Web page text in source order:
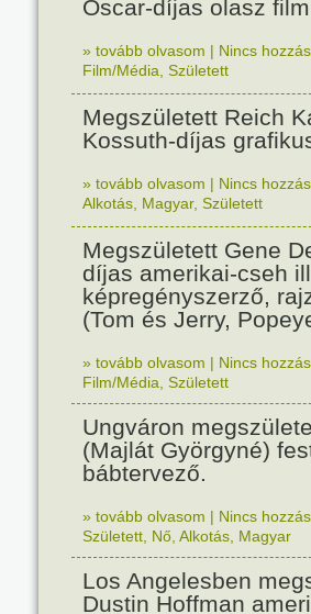
Oscar-díjas olasz
» tovább olvasom | Nincs
Film/Média Született
Megszületett Reich
Kossuth-díjas
» tovább olvasom | Nincs
Alkotás Magyar, Született
Megszületett Gene
díjas amerikai-cseh
képregényszerző,
(Tom és Jerry,
» tovább olvasom | Nincs
Film/Média Született
Ungváron
(Majlát Györgyné)
bábtervező.
» tovább olvasom | Nincs
Született Nő Alkotás Magyar
Los Angelesben
Dustin Hoffman